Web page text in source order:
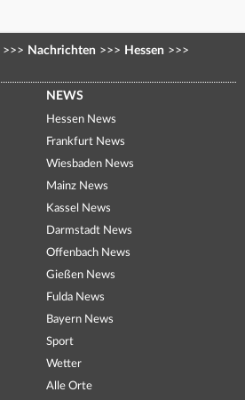
>>> Nachrichten >>> Hessen >>>
NEWS
Hessen News
Frankfurt News
Wiesbaden News
Mainz News
Kassel News
Darmstadt News
Offenbach News
Gießen News
Fulda News
Bayern News
Sport
Wetter
Alle Orte